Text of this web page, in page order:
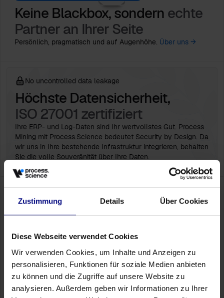
Zustimmung Details Über Cookies
Diese Webseite verwendet Cookies
Wir verwenden Cookies, um Inhalte und Anzeigen zu
personalisieren, Funktionen für soziale Medien anbieten
zu können und die Zugriffe auf unsere Website zu
analysieren. Außerdem geben wir Informationen zu Ihrer
Keine Blackbox, sondern echte
Partner an Ihrer Seite
Persönlich, pragmatisch und auf Augenhöhe. Über uns →
No uncontrolled data leakage
Höchste Datensicherheit,
ISO 27001 zertifiziert
Ihre ERP- und Log-Daten sind Ihr wertvollstes Gut. Process
Mining mit Process.Science bedeutet Security by Design. Da
wir uns in Ihre bestehende Infrastruktur integrieren, behalten
Sie die volle Souveränität über Ihre Daten.
Bereit für den nächsten Schritt?
Sie uns unverbindlich herausfinden, wie
viel Optimierungspotenzial in Ihren
Systemen steckt
Mehr als nur KPIs
Entdecken Sie in einem persönlichen Gespräch, wie
Process.Science Engpässe, Nacharbeit und
Prozessabweichungen hinter Ihren Zahlen sichtbar macht.